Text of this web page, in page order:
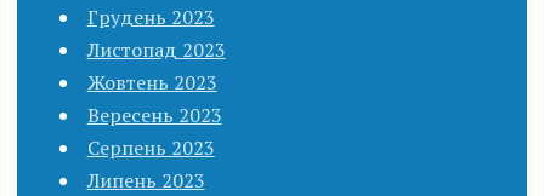
Грудень 2023
Листопад 2023
Жовтень 2023
Вересень 2023
Серпень 2023
Липень 2023